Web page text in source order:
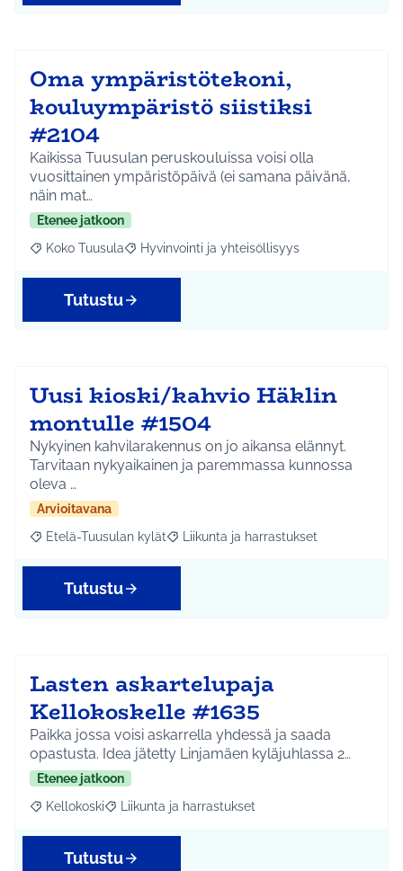
Oma ympäristötekoni,
kouluympäristö siistiksi
#2104
Kaikissa Tuusulan peruskouluissa voisi olla
vuosittainen ympäristöpäivä (ei samana päivänä,
näin mat…
Etenee jatkoon
Rajaa tulokset aihepiirin mukaan: Koko Tuusula
Koko Tuusula Rajaa tulokset teeman mukaan: Hyvinvointi ja
Hyvinvointi ja yhteisöllisyys
Tutustu
Uusi kioski/kahvio Häklin
montulle #1504
Nykyinen kahvilarakennus on jo aikansa elännyt.
Tarvitaan nykyaikainen ja paremmassa kunnossa
oleva …
Arvioitavana
Rajaa tulokset aihepiirin mukaan: Etelä-Tuusulan kylät
Etelä-Tuusulan kylät Rajaa tulokset teeman mukaan:
Liikunta ja harrastukset
Tutustu
Lasten askartelupaja
Kellokoskelle #1635
Paikka jossa voisi askarrella yhdessä ja saada
opastusta. Idea jätetty Linjamäen kyläjuhlassa 2…
Etenee jatkoon
Rajaa tulokset aihepiirin mukaan: Kellokoski
Kellokoski Rajaa tulokset teeman mukaan: Liikunta ja
Liikunta ja harrastukset
Tutustu